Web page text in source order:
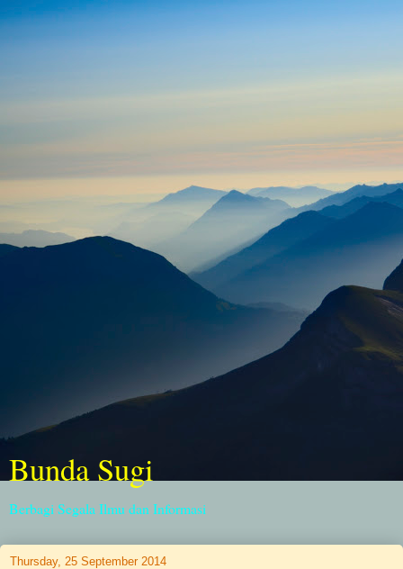
Bunda Sugi
Berbagi Segala Ilmu dan Informasi
Thursday, 25 September 2014